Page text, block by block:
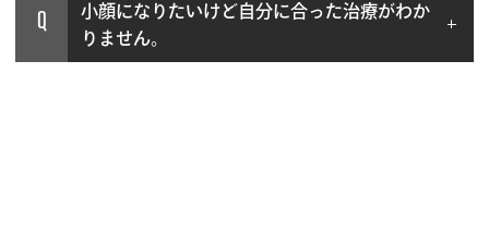
Q
小顔になりたいけど自分に合った治療がわか
りません。